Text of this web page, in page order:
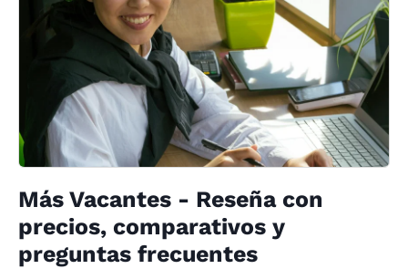
Más Vacantes - Reseña con
precios, comparativos y
preguntas frecuentes